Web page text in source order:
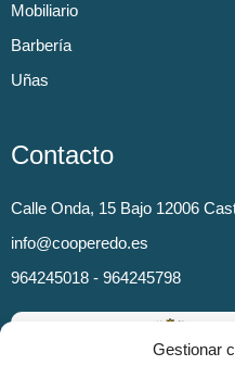
Gestionar
Mobiliario
Barbería
Uñas
Contacto
Calle Onda, 15 Bajo 12006
info@cooperedo.es
964245018 - 964245798